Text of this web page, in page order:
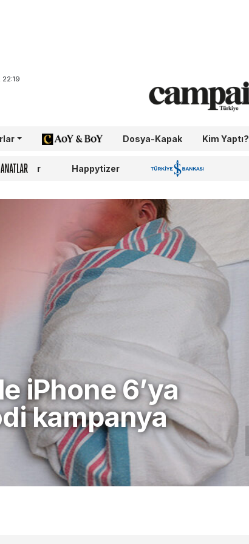
AoY/BoY Dosya-Kapak Kim Yaptı?
Sanatlar Happytizer İş Bankası 100.Yıl
iPhone 6’ya
kampanya